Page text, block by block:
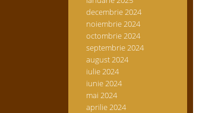
decembrie 2024
noiembrie 2024
octombrie 2024
septembrie 2024
august 2024
iulie 2024
iunie 2024
mai 2024
aprilie 2024